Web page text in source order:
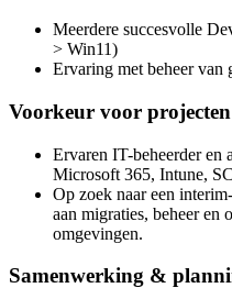
Meerdere succesvolle
> Win11)
Ervaring met beheer van
Voorkeur voor projecten
Ervaren IT-beheerder en
Microsoft 365, Intune,
Op zoek naar een
aan migraties, beheer en
omgevingen.
Samenwerking &